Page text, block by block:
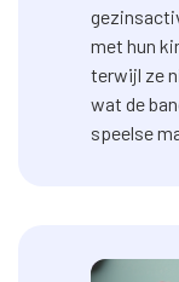
met hun
terwijl ze
wat de
speelse